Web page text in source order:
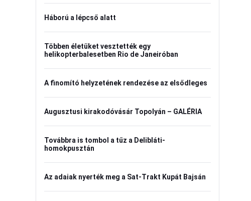
Háború a lépcső alatt
Többen életüket vesztették egy
helikopterbalesetben Rio de Janeiróban
A finomító helyzetének rendezése az elsődleges
Augusztusi kirakodóvásár Topolyán – GALÉRIA
Továbbra is tombol a tűz a Delibláti-
homokpusztán
Az adaiak nyerték meg a Sat-Trakt Kupát Bajsán